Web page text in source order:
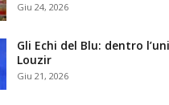
Giu 24, 2026
Gli Echi del Blu: dentro
Louzir
Giu 21, 2026